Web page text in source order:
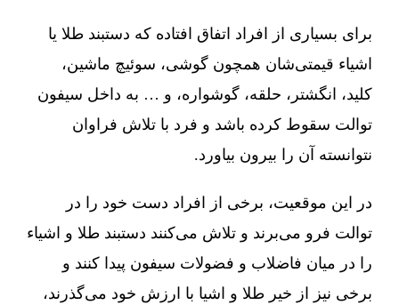
برای بسیاری از افراد اتفاق افتاده که دستبند طلا یا
اشیاء قیمتی‌شان همچون گوشی، سوئیچ ماشین،
کلید، انگشتر، حلقه، گوشواره، و … به داخل سیفون
توالت سقوط کرده باشد و فرد با تلاش فراوان
نتوانسته آن را بیرون بیاورد.
در این موقعیت، برخی از افراد دست خود را در
توالت فرو می‌برند و تلاش می‌کنند دستبند طلا و اشیاء
را در میان فاضلاب و فضولات سیفون پیدا کنند و
برخی نیز از خیر طلا و اشیا با ارزش خود می‌گذرند،